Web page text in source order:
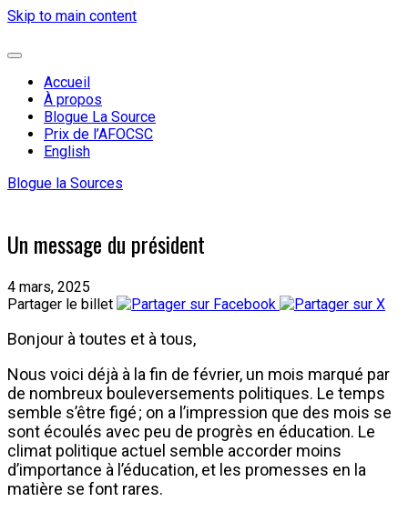
Skip to main content
Accueil
À propos
Blogue La Source
Prix de l’AFOCSC
English
Blogue la Sources
Un message du président
4 mars, 2025
Partager le billet
Bonjour à toutes et à tous,
Nous voici déjà à la fin de février, un mois marqué par
de nombreux bouleversements politiques. Le temps
semble s’être figé ; on a l’impression que des mois se
sont écoulés avec peu de progrès en éducation. Le
climat politique actuel semble accorder moins
d’importance à l’éducation, et les promesses en la
matière se font rares.